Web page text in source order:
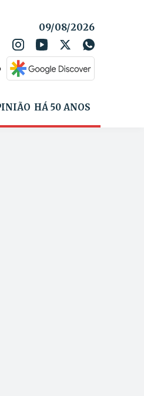
09/08/2026
HÁ 50 ANOS